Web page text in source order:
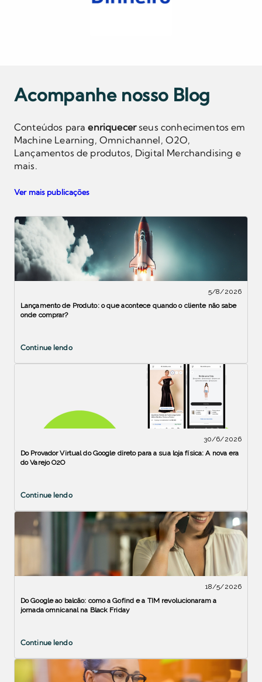
Acompanhe nosso Blog
Conteúdos paraenriquecerseus conhecimentos em
Machine Learning, Omnichannel, O2O,
Lançamentos de produtos, Digital Merchandising e
mais.
Ver mais publicações
5/8/2026
Lançamento de Produto: o que acontece quando o cliente não sabe
onde comprar?
Continue lendo
30/6/2026
Do Provador Virtual do Google direto para a sua loja física: A nova era
do Varejo O2O
Continue lendo
18/5/2026
Do Google ao balcão: como a Gofind e a TIM revolucionaram a
jornada omnicanal na Black Friday
Continue lendo